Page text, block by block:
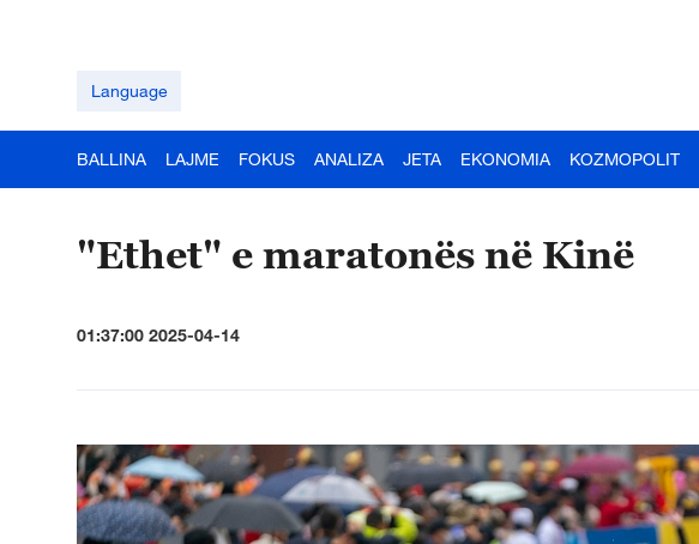
Language
BALLINA LAJME FOKUS ANALIZA JETA EKONOMIA KOZMOPOLIT
"Ethet" e maratonës në Kinë
01:37:00 2025-04-14